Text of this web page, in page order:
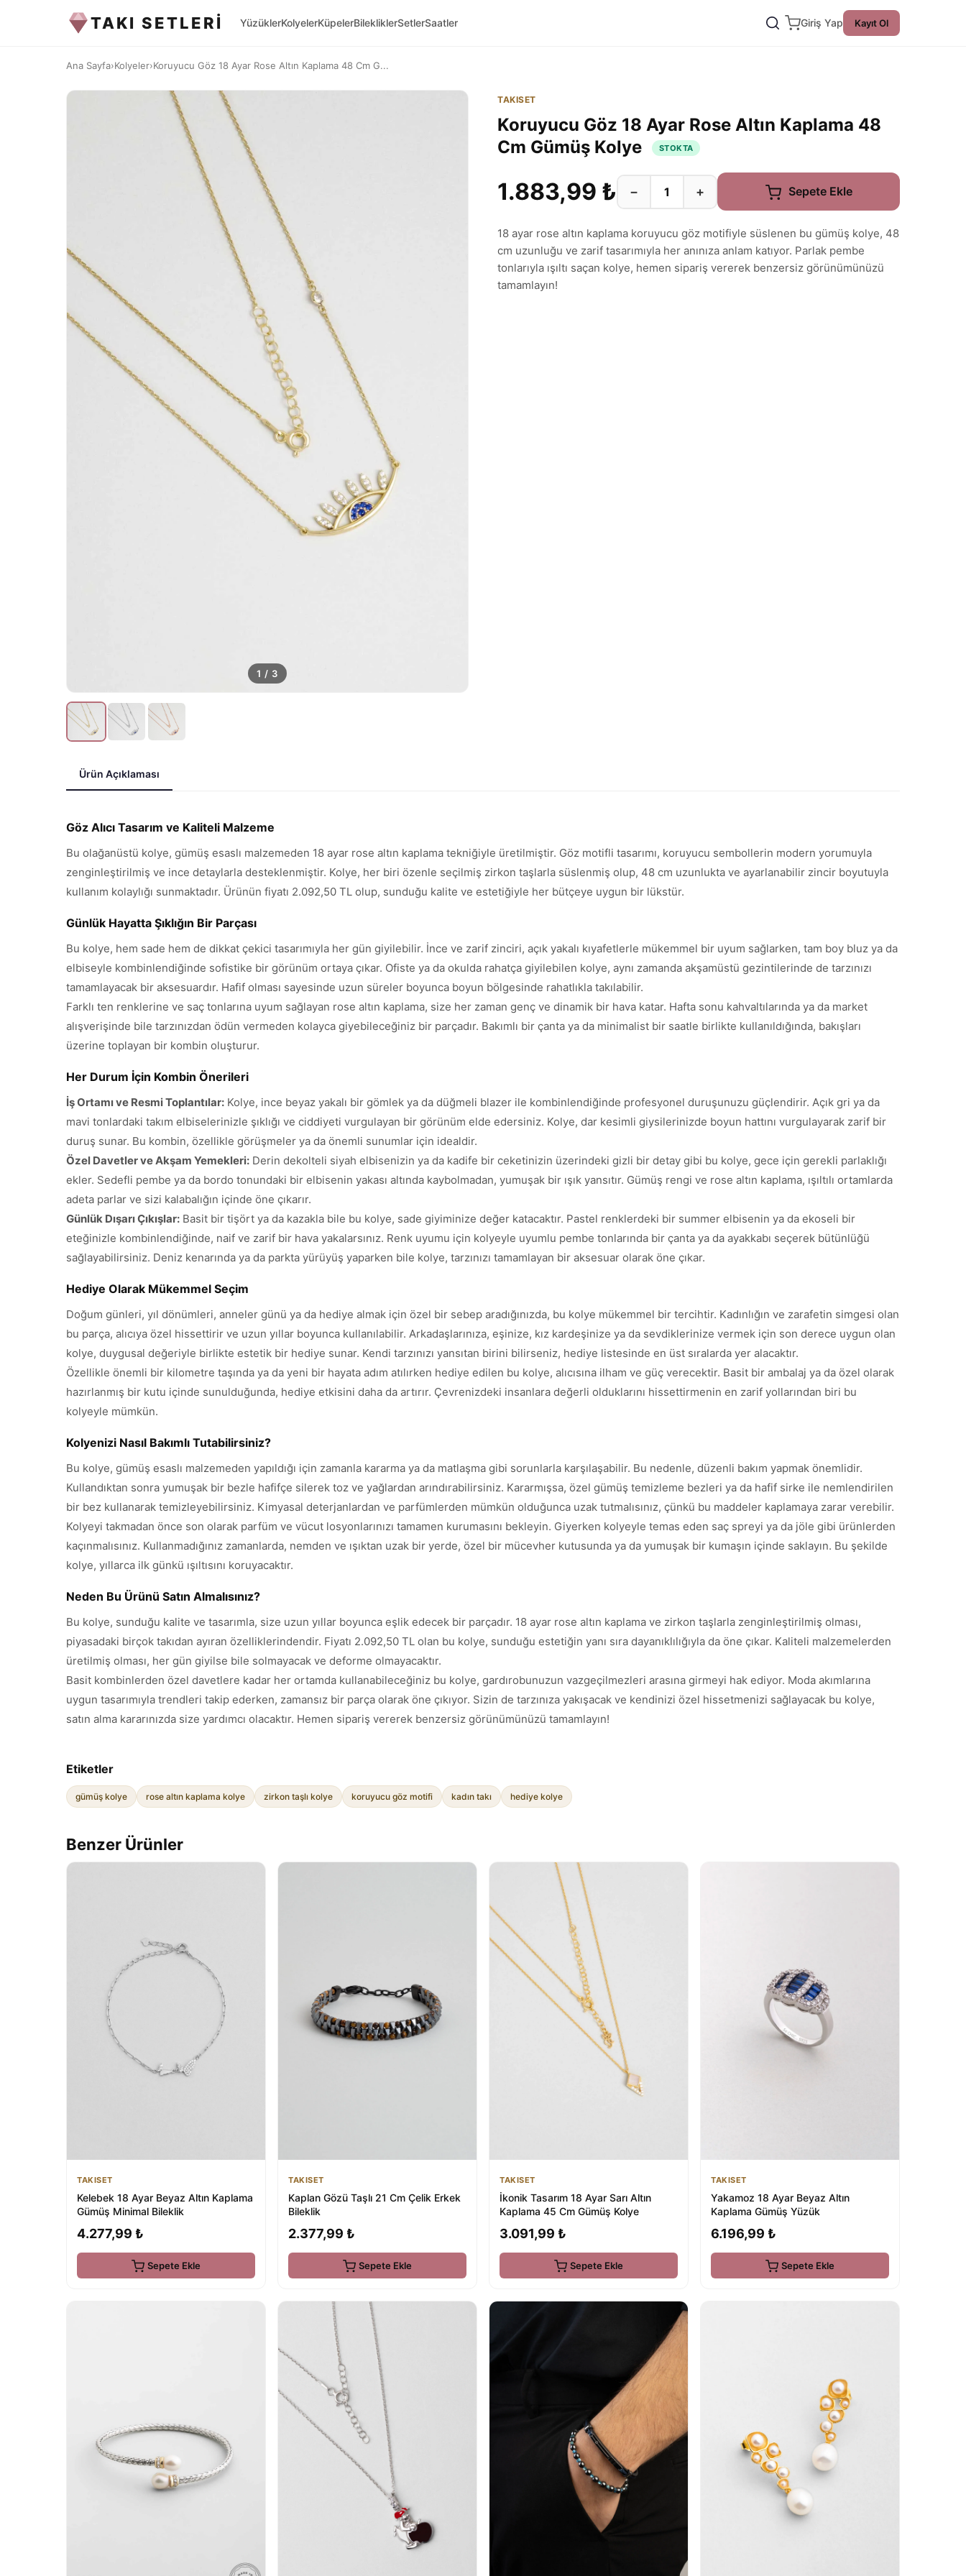
TAKI SETLERİ YüzüklerKolyelerKüpelerBilekliklerSetlerSaatler Giriş Yap Kayıt Ol
Ana Sayfa›Kolyeler›Koruyucu Göz 18 Ayar Rose Altın Kaplama 48 Cm G...
1 / 3
TAKISET
Koruyucu Göz 18 Ayar Rose Altın Kaplama 48
Cm Gümüş Kolye
STOKTA
1.883,99 ₺ − + Sepete Ekle
18 ayar rose altın kaplama koruyucu göz motifiyle süslenen bu gümüş kolye, 48
cm uzunluğu ve zarif tasarımıyla her anınıza anlam katıyor. Parlak pembe
tonlarıyla ışıltı saçan kolye, hemen sipariş vererek benzersiz görünümünüzü
tamamlayın!
Ürün Açıklaması
Göz Alıcı Tasarım ve Kaliteli Malzeme
Bu olağanüstü kolye, gümüş esaslı malzemeden 18 ayar rose altın kaplama tekniğiyle üretilmiştir. Göz motifli tasarımı, koruyucu sembollerin modern yorumuyla
zenginleştirilmiş ve ince detaylarla desteklenmiştir. Kolye, her biri özenle seçilmiş zirkon taşlarla süslenmiş olup, 48 cm uzunlukta ve ayarlanabilir zincir boyutuyla
kullanım kolaylığı sunmaktadır. Ürünün fiyatı 2.092,50 TL olup, sunduğu kalite ve estetiğiyle her bütçeye uygun bir lükstür.
Günlük Hayatta Şıklığın Bir Parçası
Bu kolye, hem sade hem de dikkat çekici tasarımıyla her gün giyilebilir. İnce ve zarif zinciri, açık yakalı kıyafetlerle mükemmel bir uyum sağlarken, tam boy bluz ya da
elbiseyle kombinlendiğinde sofistike bir görünüm ortaya çıkar. Ofiste ya da okulda rahatça giyilebilen kolye, aynı zamanda akşamüstü gezintilerinde de tarzınızı
tamamlayacak bir aksesuardır. Hafif olması sayesinde uzun süreler boyunca boyun bölgesinde rahatlıkla takılabilir.
Farklı ten renklerine ve saç tonlarına uyum sağlayan rose altın kaplama, size her zaman genç ve dinamik bir hava katar. Hafta sonu kahvaltılarında ya da market
alışverişinde bile tarzınızdan ödün vermeden kolayca giyebileceğiniz bir parçadır. Bakımlı bir çanta ya da minimalist bir saatle birlikte kullanıldığında, bakışları
üzerine toplayan bir kombin oluşturur.
Her Durum İçin Kombin Önerileri
İş Ortamı ve Resmi Toplantılar: Kolye, ince beyaz yakalı bir gömlek ya da düğmeli blazer ile kombinlendiğinde profesyonel duruşunuzu güçlendirir. Açık gri ya da
mavi tonlardaki takım elbiselerinizle şıklığı ve ciddiyeti vurgulayan bir görünüm elde edersiniz. Kolye, dar kesimli giysilerinizde boyun hattını vurgulayarak zarif bir
duruş sunar. Bu kombin, özellikle görüşmeler ya da önemli sunumlar için idealdir.
Özel Davetler ve Akşam Yemekleri: Derin dekolteli siyah elbisenizin ya da kadife bir ceketinizin üzerindeki gizli bir detay gibi bu kolye, gece için gerekli parlaklığı
ekler. Sedefli pembe ya da bordo tonundaki bir elbisenin yakası altında kaybolmadan, yumuşak bir ışık yansıtır. Gümüş rengi ve rose altın kaplama, ışıltılı ortamlarda
adeta parlar ve sizi kalabalığın içinde öne çıkarır.
Günlük Dışarı Çıkışlar: Basit bir tişört ya da kazakla bile bu kolye, sade giyiminize değer katacaktır. Pastel renklerdeki bir summer elbisenin ya da ekoseli bir
eteğinizle kombinlendiğinde, naif ve zarif bir hava yakalarsınız. Renk uyumu için kolyeyle uyumlu pembe tonlarında bir çanta ya da ayakkabı seçerek bütünlüğü
sağlayabilirsiniz. Deniz kenarında ya da parkta yürüyüş yaparken bile kolye, tarzınızı tamamlayan bir aksesuar olarak öne çıkar.
Hediye Olarak Mükemmel Seçim
Doğum günleri, yıl dönümleri, anneler günü ya da hediye almak için özel bir sebep aradığınızda, bu kolye mükemmel bir tercihtir. Kadınlığın ve zarafetin simgesi olan
bu parça, alıcıya özel hissettirir ve uzun yıllar boyunca kullanılabilir. Arkadaşlarınıza, eşinize, kız kardeşinize ya da sevdiklerinize vermek için son derece uygun olan
kolye, duygusal değeriyle birlikte estetik bir hediye sunar. Kendi tarzınızı yansıtan birini bilirseniz, hediye listesinde en üst sıralarda yer alacaktır.
Özellikle önemli bir kilometre taşında ya da yeni bir hayata adım atılırken hediye edilen bu kolye, alıcısına ilham ve güç verecektir. Basit bir ambalaj ya da özel olarak
hazırlanmış bir kutu içinde sunulduğunda, hediye etkisini daha da artırır. Çevrenizdeki insanlara değerli olduklarını hissettirmenin en zarif yollarından biri bu
kolyeyle mümkün.
Kolyenizi Nasıl Bakımlı Tutabilirsiniz?
Bu kolye, gümüş esaslı malzemeden yapıldığı için zamanla kararma ya da matlaşma gibi sorunlarla karşılaşabilir. Bu nedenle, düzenli bakım yapmak önemlidir.
Kullandıktan sonra yumuşak bir bezle hafifçe silerek toz ve yağlardan arındırabilirsiniz. Kararmışsa, özel gümüş temizleme bezleri ya da hafif sirke ile nemlendirilen
bir bez kullanarak temizleyebilirsiniz. Kimyasal deterjanlardan ve parfümlerden mümkün olduğunca uzak tutmalısınız, çünkü bu maddeler kaplamaya zarar verebilir.
Kolyeyi takmadan önce son olarak parfüm ve vücut losyonlarınızı tamamen kurumasını bekleyin. Giyerken kolyeyle temas eden saç spreyi ya da jöle gibi ürünlerden
kaçınmalısınız. Kullanmadığınız zamanlarda, nemden ve ışıktan uzak bir yerde, özel bir mücevher kutusunda ya da yumuşak bir kumaşın içinde saklayın. Bu şekilde
kolye, yıllarca ilk günkü ışıltısını koruyacaktır.
Neden Bu Ürünü Satın Almalısınız?
Bu kolye, sunduğu kalite ve tasarımla, size uzun yıllar boyunca eşlik edecek bir parçadır. 18 ayar rose altın kaplama ve zirkon taşlarla zenginleştirilmiş olması,
piyasadaki birçok takıdan ayıran özelliklerindendir. Fiyatı 2.092,50 TL olan bu kolye, sunduğu estetiğin yanı sıra dayanıklılığıyla da öne çıkar. Kaliteli malzemelerden
üretilmiş olması, her gün giyilse bile solmayacak ve deforme olmayacaktır.
Basit kombinlerden özel davetlere kadar her ortamda kullanabileceğiniz bu kolye, gardırobunuzun vazgeçilmezleri arasına girmeyi hak ediyor. Moda akımlarına
uygun tasarımıyla trendleri takip ederken, zamansız bir parça olarak öne çıkıyor. Sizin de tarzınıza yakışacak ve kendinizi özel hissetmenizi sağlayacak bu kolye,
satın alma kararınızda size yardımcı olacaktır. Hemen sipariş vererek benzersiz görünümünüzü tamamlayın!
Etiketler
gümüş kolye rose altın kaplama kolye zirkon taşlı kolye koruyucu göz motifi kadın takı hediye kolye
Benzer Ürünler
TAKISET
Kelebek 18 Ayar Beyaz Altın Kaplama
Gümüş Minimal Bileklik
4.277,99 ₺
Sepete Ekle
TAKISET
Kaplan Gözü Taşlı 21 Cm Çelik Erkek
Bileklik
2.377,99 ₺
Sepete Ekle
TAKISET
İkonik Tasarım 18 Ayar Sarı Altın
Kaplama 45 Cm Gümüş Kolye
3.091,99 ₺
Sepete Ekle
TAKISET
Yakamoz 18 Ayar Beyaz Altın
Kaplama Gümüş Yüzük
6.196,99 ₺
Sepete Ekle